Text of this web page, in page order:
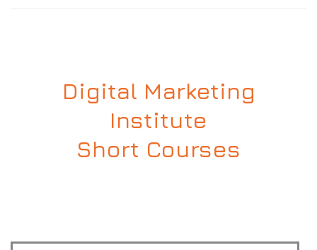
Digital Marketing
Institute
Short Courses